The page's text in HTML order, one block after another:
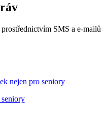
prostřednictvím SMS a e-mailů
nejen pro seniory